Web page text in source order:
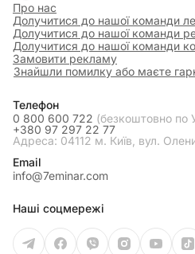
Про нас
Долучитися до нашої команди
Долучитися до нашої команди
Долучитися до нашої команди
Замовити рекламу
Знайшли помилку або маєте
Телефон
0 800 600 722 (безкоштовно по
+380 97 297 22 77
Адреса: 04112 м. Київ, вул.
Email
info@7eminar.com
Наші соцмережі